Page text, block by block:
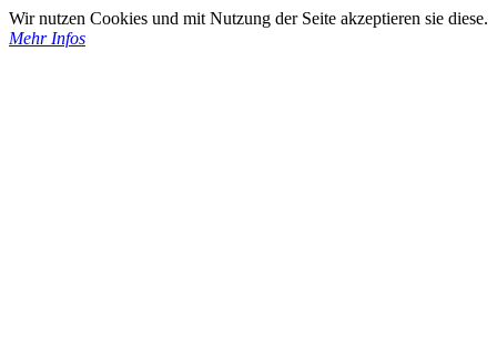
Wir nutzen Cookies und mit Nutzung der Seite akzeptieren sie diese.
Mehr Infos